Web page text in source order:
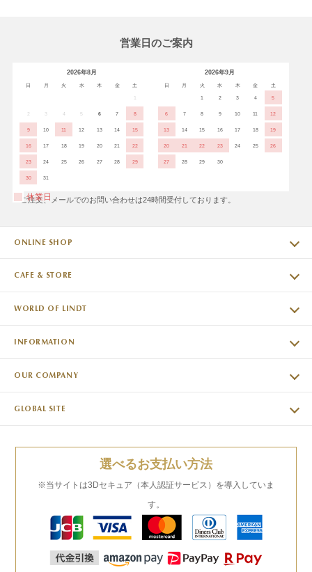
営業日のご案内
2026年8月
日 月 火 水 木 金 土
2 3 5 6 7 8
9 10 11 12 13 14 15
16 17 18 19 20 21 22
23 24 25 26 27 28 29
30 31
2026年9月
日 月 火 水 木 金 土
1 2 3 4 5
6 7 8 9 10 11 12
13 14 15 16 17 18 19
20 21 22 23 24 25 26
27 28 29 30
休業日
※ご注文、メールでのお問い合わせは24時間受付しております。
ONLINE SHOP
CAFE & STORE
WORLD OF LINDT
INFORMATION
OUR COMPANY
GLOBAL SITE
選べるお支払い方法
※当サイトは3Dセキュア（本人認証サービス）を導入していま
す。